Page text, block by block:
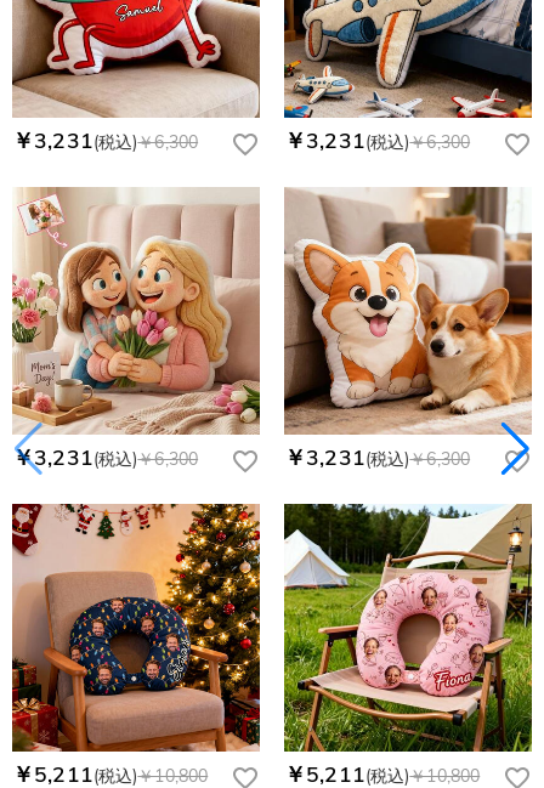
￥3,231(税込)￥6,300 ￥3,231(税込)￥6,300
￥3,231(税込)￥6,300 ￥3,231(税込)￥6,300
￥5,211(税込)￥10,800 ￥5,211(税込)￥10,800